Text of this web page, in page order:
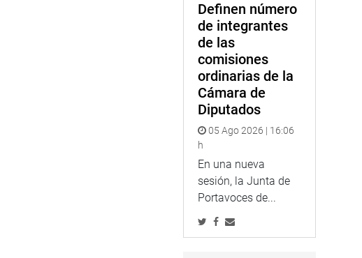
Definen número
de integrantes
de las
comisiones
ordinarias de la
Cámara de
Diputados
05 Ago 2026 | 16:06
h
En una nueva
sesión, la Junta de
Portavoces de...